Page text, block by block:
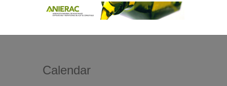
Calendar